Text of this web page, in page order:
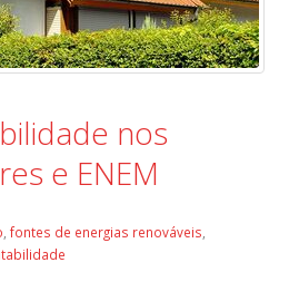
nos
e ENEM
fontes de energias renováveis